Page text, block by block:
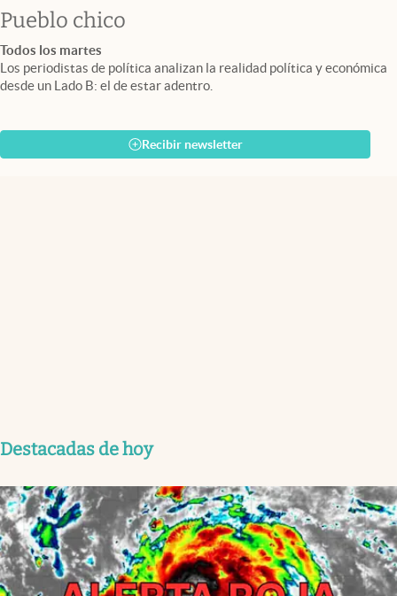
Pueblo chico
Todos los martes
Los periodistas de política analizan la realidad política y económica
desde un Lado B: el de estar adentro.
Recibir newsletter
Destacadas de hoy